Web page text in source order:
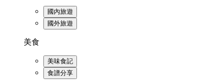
國內旅遊
國外旅遊
美食
美味食記
食譜分享